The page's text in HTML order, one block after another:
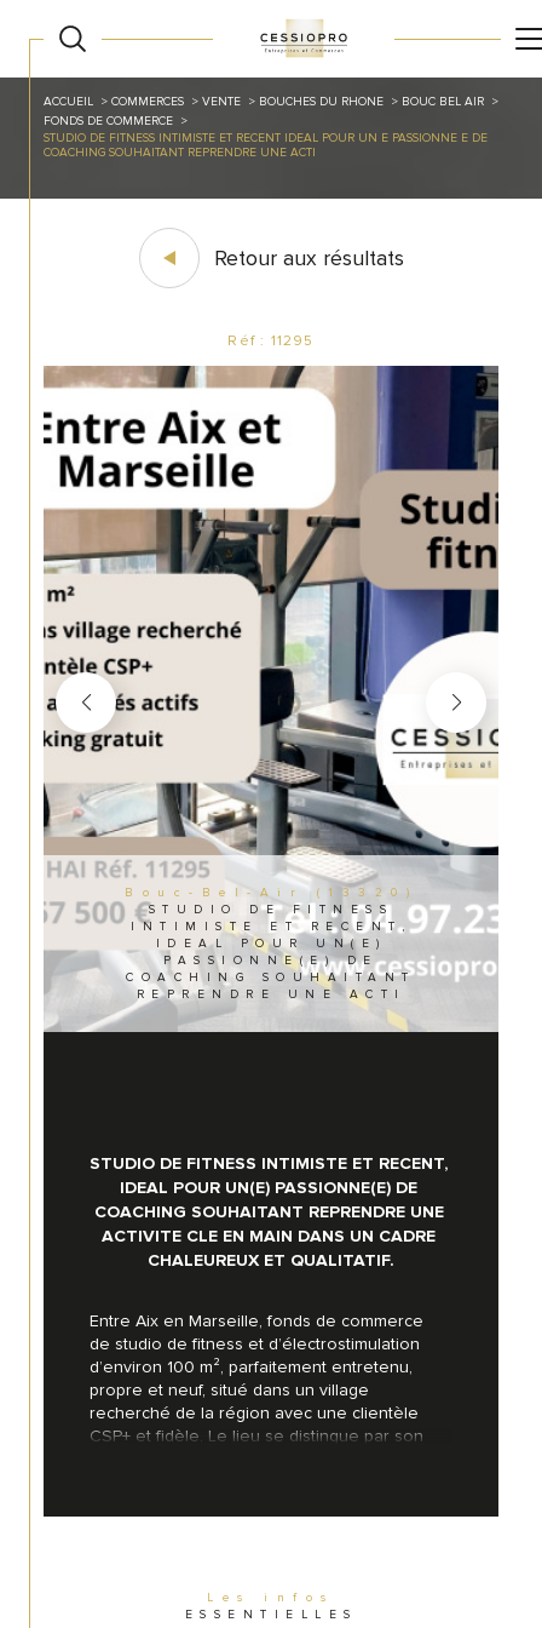
ACCUEIL COMMERCES VENTE BOUCHES DU RHONE
BOUC BEL AIR
FONDS DE COMMERCE
STUDIO DE FITNESS INTIMISTE ET RECENT IDEAL POUR UN E PASSIONNE E DE
COACHING SOUHAITANT REPRENDRE UNE ACTI
Retour aux résultats
Réf : 11295
Bouc-Bel-Air (13320)
STUDIO DE FITNESS
INTIMISTE ET RECENT,
IDEAL POUR UN(E)
PASSIONNE(E) DE
COACHING SOUHAITANT
REPRENDRE UNE ACTI
Les infos
ESSENTIELLES
STUDIO DE FITNESS INTIMISTE ET RECENT,
IDEAL POUR UN(E) PASSIONNE(E) DE
COACHING SOUHAITANT REPRENDRE UNE
ACTIVITE CLE EN MAIN DANS UN CADRE
CHALEUREUX ET QUALITATIF.
Entre Aix en Marseille, fonds de commerce
de studio de fitness et d’électrostimulation
d’environ 100 m², parfaitement entretenu,
propre et neuf, situé dans un village
recherché de la région avec une clientèle
CSP+ et fidèle. Le lieu se distingue par son